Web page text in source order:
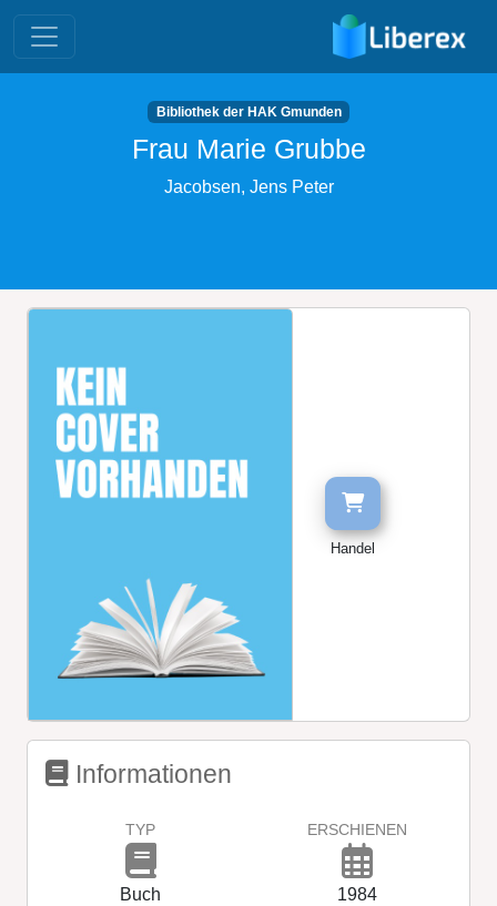
Bibliothek der HAK Gmunden
Frau Marie Grubbe
Jacobsen, Jens Peter
Handel
Informationen
TYP
Buch
ERSCHIENEN
1984